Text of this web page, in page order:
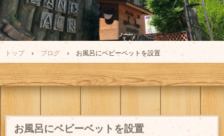
トップ › ブログ › お風呂にベビーベットを設置
お風呂にベビーベットを設置